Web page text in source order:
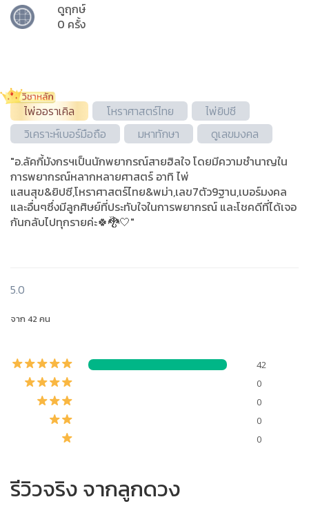
ดูฤกษ์
0 ครั้ง
ไพ่ออราเคิล โหราศาสตร์ไทย
ไพ่ยิปซี
วิเคราะห์เบอร์มือถือ
มหาทักษา
ดูเลขมงคล
"อ.ลัคกี้มังกรฯเป็นนักพยากรณ์สายฮิลใจ โดยมีความชำนาญใน
การพยากรณ์หลากหลายศาสตร์ อาทิ ไพ่
แสนสุข&ยิปซี,โหราศาสตร์ไทย&พม่า,เลข7ตัว9ฐาน,เบอร์มงคล
และอื่นๆซึ่งมีลูกศิษย์ที่ประทับใจในการพยากรณ์ และโชคดีที่ได้เจอ
กันกลับไปทุกรายค่ะ🍀🐉🤍"
5.0
จาก 42 คน
42
0
0
0
0
รีวิวจริง จากลูกดวง